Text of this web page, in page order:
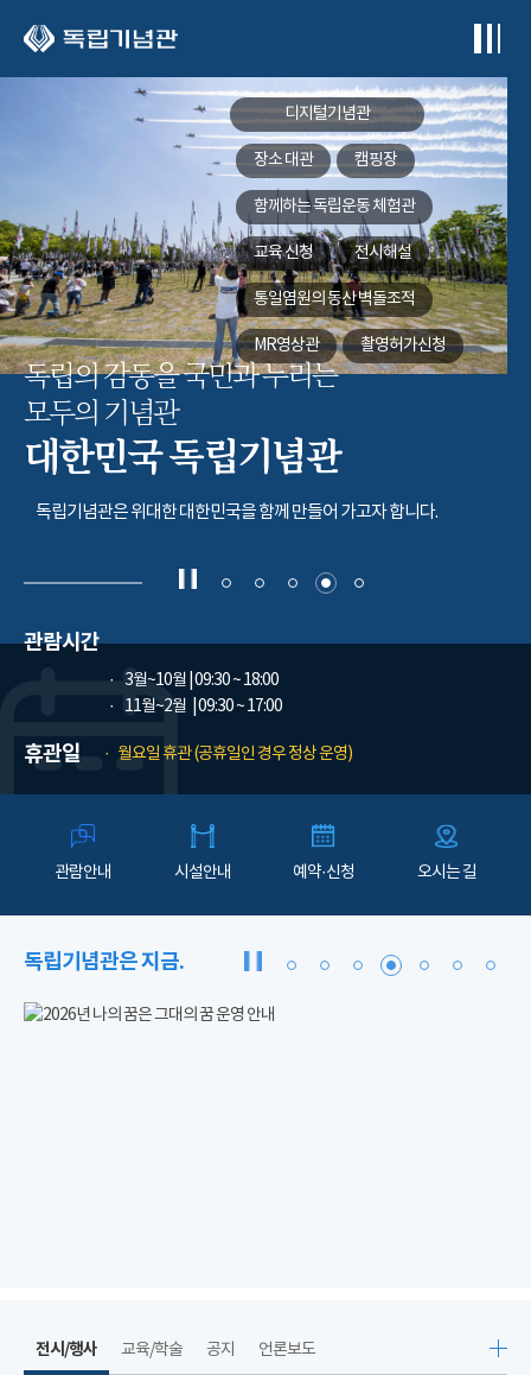
디지털기념관
장소 대관 캠핑장
함께하는독립운동 체험관
교육 신청 전시해설
통일염원의 동산벽돌조적
MR영상관 촬영허가신청
독립의 감동을 국민과 누리는
모두의 기념관
대한민국 독립기념관
독립기념관은 위대한 대한민국을 함께 만들어 가고자 합니다.
관람시간
3월~10월 | 09:30 ~ 18:00
11월~2월
| 09:30 ~ 17:00
휴관일 월요일 휴관 (공휴일인 경우 정상 운영)
관람안내 시설안내 예약·신청 오시는 길
독립기념관은 지금.
전시/행사 교육/학술 공지 언론보도